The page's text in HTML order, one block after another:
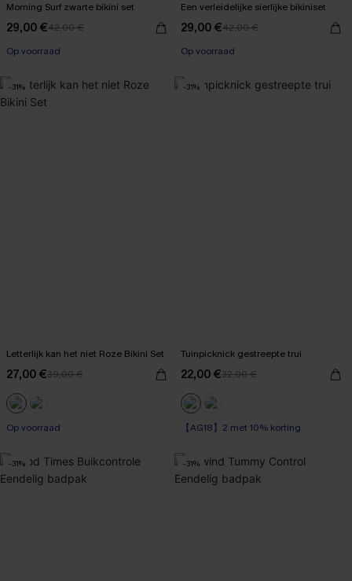
Morning Surf zwarte bikini set
29,00 €42,00 €
Op voorraad
Een verleidelijke sierlijke bikiniset
29,00 €42,00 €
Op voorraad
-31%
Letterlijk kan het niet Roze Bikini Set
27,00 €39,00 €
Op voorraad
-31%
Tuinpicknick gestreepte trui
22,00 €32,00 €
【AG18】2 met 10% korting
-31% -31%